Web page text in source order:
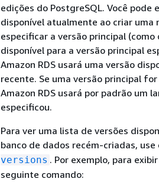
edições do PostgreSQL. Você
disponível atualmente ao criar uma
especificar a versão principal
disponível para a versão principal
Amazon RDS usará uma versão
recente. Se uma versão principal
Amazon RDS usará por padrão um
especificou.
Para ver uma lista de versões
banco de dados recém-criadas, use
versions . Por exemplo, para
seguinte comando: